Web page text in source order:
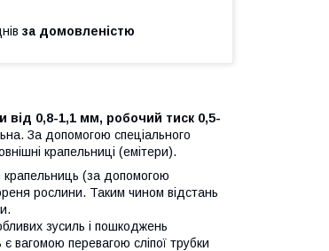
за домовленістю
від 0,8-1,1 мм, робочий тиск 0,5-
За допомогою спеціального
крапельниці (емітери).
крапельниць (за допомогою
рослини. Таким чином відстань
зусиль і пошкоджень
є вагомою перевагою сліпої трубки